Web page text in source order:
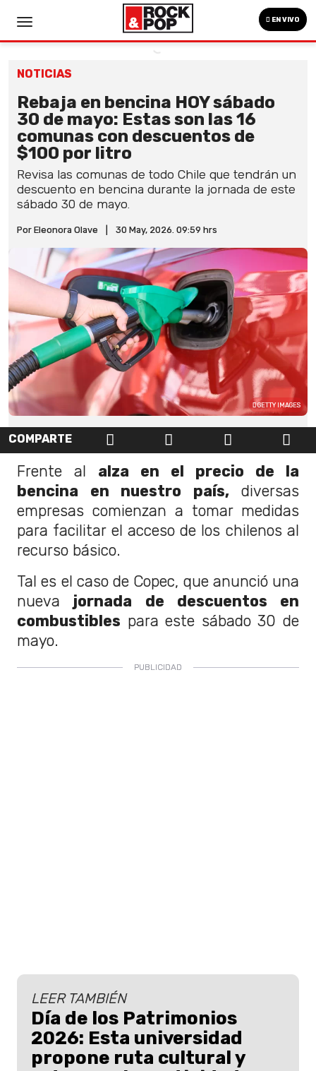
EN VIVO
NOTICIAS
Rebaja en bencina HOY sábado
30 de mayo: Estas son las 16
comunas con descuentos de
$100 por litro
Revisa las comunas de todo Chile que tendrán un
descuento en bencina durante la jornada de este
sábado 30 de mayo.
Por Eleonora Olave 30 May, 2026. 09:59 hrs
GETTY IMAGES
COMPARTE
Frente al alza en el precio de la
bencina en nuestro país,diversas
empresas comienzan a tomar medidas
para facilitar el acceso de los chilenos al
recurso básico.
Tal es el caso de Copec, que anunció una
nueva jornada de descuentos en
combustibles para este sábado 30 de
mayo.
LEER TAMBIÉN
Día de los Patrimonios
2026: Esta universidad
propone ruta cultural y